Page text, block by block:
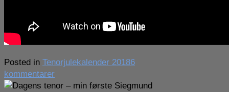
Posted in Tenorjulekalender 20186
kommentarertil
Glædelig